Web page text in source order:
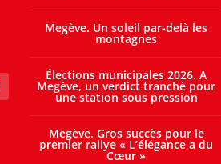
Megève. Un soleil par-delà les
montagnes
Élections municipales 2026. A
Megève, un verdict tranché pour
une station sous pression
Megève. Gros succès pour le
premier rallye « L’élégance a du
Cœur »